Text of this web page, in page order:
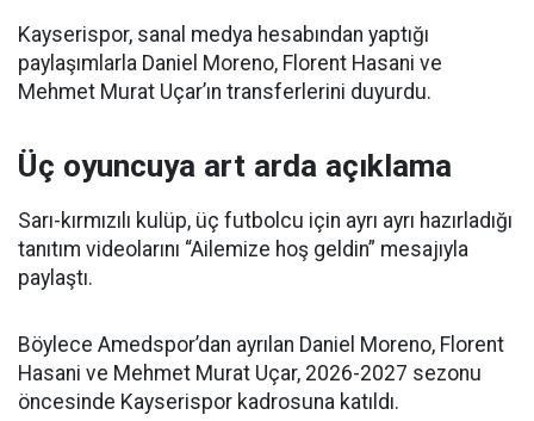
Kayserispor, sanal medya hesabından yaptığı
paylaşımlarla Daniel Moreno, Florent Hasani ve
Mehmet Murat Uçar’ın transferlerini duyurdu.
Üç oyuncuya art arda açıklama
Sarı-kırmızılı kulüp, üç futbolcu için ayrı ayrı hazırladığı
tanıtım videolarını “Ailemize hoş geldin” mesajıyla
paylaştı.
Böylece Amedspor’dan ayrılan Daniel Moreno, Florent
Hasani ve Mehmet Murat Uçar, 2026-2027 sezonu
öncesinde Kayserispor kadrosuna katıldı.